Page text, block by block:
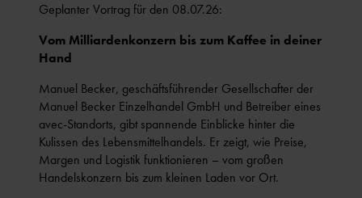
Geplanter Vortrag für den 08.07.26:
Vom Milliardenkonzern bis zum Kaffee in deiner
Hand
Manuel Becker, geschäftsführender Gesellschafter der
Manuel Becker Einzelhandel GmbH und Betreiber eines
avec-Standorts, gibt spannende Einblicke hinter die
Kulissen des Lebensmittelhandels. Er zeigt, wie Preise,
Margen und Logistik funktionieren – vom großen
Handelskonzern bis zum kleinen Laden vor Ort.